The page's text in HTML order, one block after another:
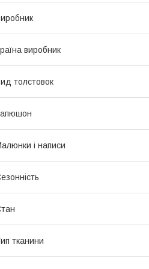
виробник
толстовок
і написи
тканини